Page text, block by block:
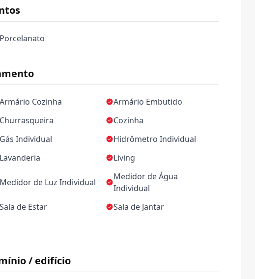
Porcelanato
Armário Cozinha
Armário Embutido
Churrasqueira
Cozinha
Gás Individual
Hidrômetro Individual
Lavanderia Living
Medidor de Luz Individual
Medidor de Água
Individual
Sala de Estar
Sala de Jantar
/ edifício